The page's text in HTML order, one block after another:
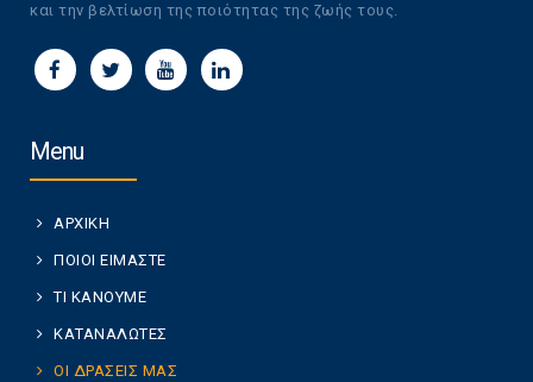
και την βελτίωση της ποιότητας της ζωής τους.
Menu
ΑΡΧΙΚΗ
ΠΟΙΟΙ ΕΙΜΑΣΤΕ
ΤΙ ΚΑΝΟΥΜΕ
ΚΑΤΑΝΑΛΩΤΕΣ
ΟΙ ΔΡΑΣΕΙΣ ΜΑΣ